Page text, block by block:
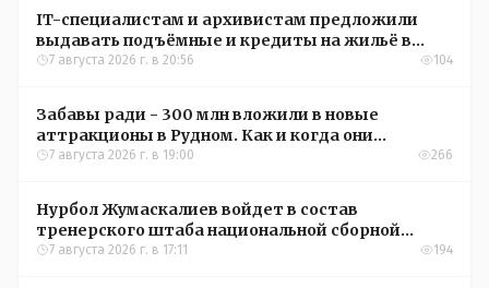
IT-специалистам и архивистам предложили
выдавать подъёмные и кредиты на жильё в
сёлах Казахстана
7 августа 2026 г. в 20:56 104
Забавы ради - 300 млн вложили в новые
аттракционы в Рудном. Как и когда они
окупятся?
7 августа 2026 г. в 19:00 266
Нурбол Жумаскалиев войдет в состав
тренерского штаба национальной сборной
Казахстана по футболу
7 августа 2026 г. в 17:11 194